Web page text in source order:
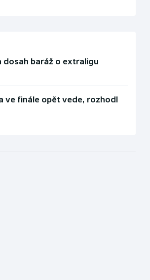
dosah baráž o extraligu
ve finále opět vede, rozhodl